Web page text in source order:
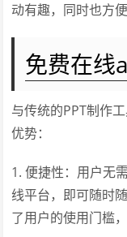
动有趣，同时也方
免费在线
与传统的PPT制作
优势：
1. 便捷性：用户无
线平台，即可随时
了用户的使用门槛